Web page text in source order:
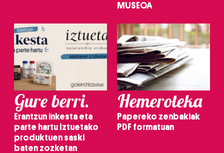
MUSEOA
Gure berri.
Erantzun inkesta eta
parte hartu Iztuetako
produktuen saski
baten zozketan
Hemeroteka
Papereko zenbakiak
PDF formatuan